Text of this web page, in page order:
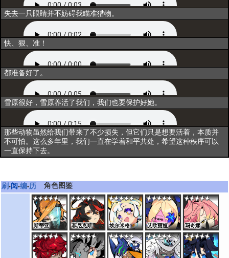
超越
失去一只眼睛并不妨碍我瞄准猎物。
释放技能
快、狠、准！
出战
都准备好了。
资料一
雪原很好，雪原养活了我们，我们也要保护好她。
资料二
那些动物虽然给我们带来了不少损失，但它们只是想要活着，本质并
不可怕。这么多年里，我们一直在学着和平共处，希望这种秩序可以
一直保持下去。
刷•阅•编•历 角色图鉴
斯蒂亚 菲尼克斯 埃尔米格 艾欧丽娅 玛奇娜